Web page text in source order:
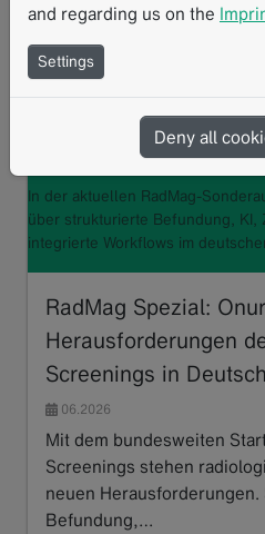
In der aktuellen RadMag-
über strukturierte Befundung, KI,
integrierte Workflows im
RadMag Spezial:
Herausforderungen
Screenings in
06.2026
Mit dem bundesweiten
Screenings stehen
neuen
Befundung,…
and regarding us on the
Settings
Deny all